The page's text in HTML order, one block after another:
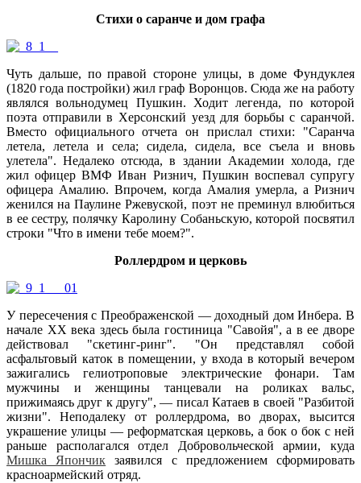
Стихи о саранче и дом графа
Чуть дальше, по правой стороне улицы, в доме Фундуклея
(1820 года постройки) жил граф Воронцов. Сюда же на работу
являлся вольнодумец Пушкин. Ходит легенда, по которой
поэта отправили в Херсонский уезд для борьбы с саранчой.
Вместо официального отчета он прислал стихи: "Саранча
летела, летела и села; сидела, сидела, все съела и вновь
улетела". Недалеко отсюда, в здании Академии холода, где
жил офицер ВМФ Иван Ризнич, Пушкин воспевал супругу
офицера Амалию. Впрочем, когда Амалия умерла, а Ризнич
женился на Паулине Ржевуской, поэт не преминул влюбиться
в ее сестру, полячку Каролину Собаньскую, которой посвятил
строки "Что в имени тебе моем?".
Роллердром и церковь
У пересечения с Преображенской — доходный дом Инбера. В
начале ХХ века здесь была гостиница "Савойя", а в ее дворе
действовал "скетинг-ринг". "Он представлял собой
асфальтовый каток в помещении, у входа в который вечером
зажигались гелиотроповые электрические фонари. Там
мужчины и женщины танцевали на роликах вальс,
прижимаясь друг к другу", — писал Катаев в своей "Разбитой
жизни". Неподалеку от роллердрома, во дворах, высится
украшение улицы — реформатская церковь, а бок о бок с ней
раньше располагался отдел Добровольческой армии, куда
Мишка Япончик заявился с предложением сформировать
красноармейский отряд.